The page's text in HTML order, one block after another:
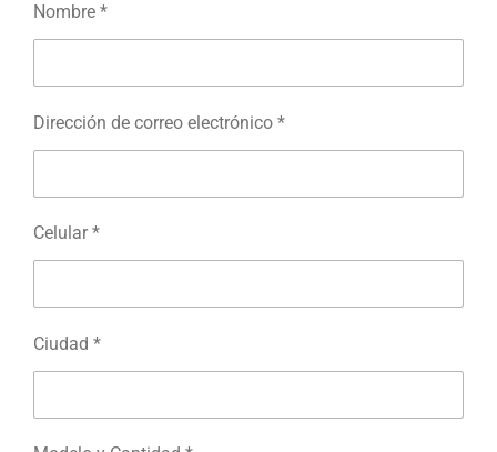
Nombre *
Dirección de correo electrónico *
Celular *
Ciudad *